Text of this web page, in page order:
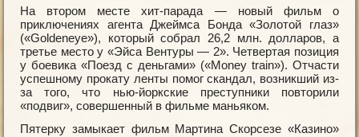
На втором месте хит-парада — новый фильм о
приключениях агента Джеймса Бонда «Золотой глаз»
(«Goldeneye»), который собрал 26,2 млн. долларов, а
третье место у «Эйса Вентуры — 2». Четвертая позиция
у боевика «Поезд с деньгами» («Money train»). Отчасти
успешному прокату ленты помог скандал, возникший из-
за того, что нью-йоркские преступники повторили
«подвиг», совершенный в фильме маньяком.
Пятерку замыкает фильм Мартина Скорсезе «Казино»